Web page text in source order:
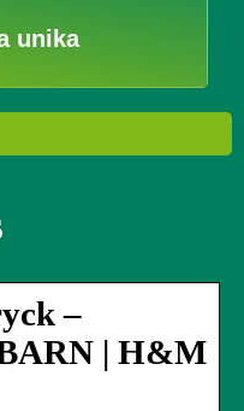
unika
–
| H&M